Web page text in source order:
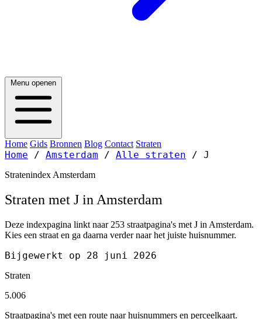
Menu openen
Home Gids Bronnen Blog Contact Straten
Home / Amsterdam / Alle straten / J
Stratenindex Amsterdam
Straten met J in Amsterdam
Deze indexpagina linkt naar 253 straatpagina's met J in Amsterdam.
Kies een straat en ga daarna verder naar het juiste huisnummer.
Bijgewerkt op 28 juni 2026
Straten
5.006
Straatpagina's met een route naar huisnummers en perceelkaart.